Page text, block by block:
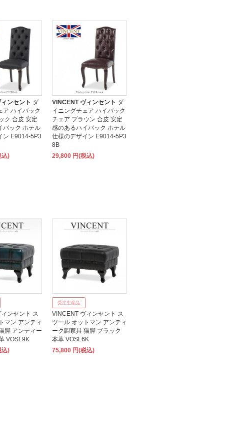
ンセント ダ
ア ハイバック
ク 合皮 安定
バック ホテル
ン E9014-5P3
込)
VINCENT ヴィンセント ダ
イニングチェア ハイバック
チェア ブラウン 合皮 安定
感のあるハイバック ホテル
仕様のデザイン E9014-5P3
8B
29,800 円(税込)
ンセント ス
マン アンティ
脚 アンティー
VOSL9K
込)
受注生産品
VINCENT ヴィンセント ス
ツール オットマン アンティ
ーク調家具 猫脚 ブラック
本革 VOSL6K
75,800 円(税込)